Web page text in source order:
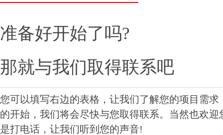
准备好开始了吗?
那就与我们取得联系吧
您可以填写右边的表格，让我们了解您的项目需求
的开始，我们将会尽快与您取得联系。当然也欢迎
是打电话，让我们听到您的声音!